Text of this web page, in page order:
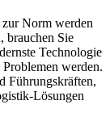
Norm werden
brauchen Sie
Technologie
werden.
Führungskräften,
Lösungen